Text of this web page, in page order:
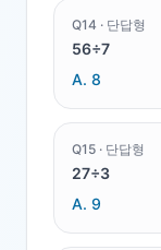
Q14 · 단답형
56÷7
A. 8
Q15 · 단답형
27÷3
A. 9